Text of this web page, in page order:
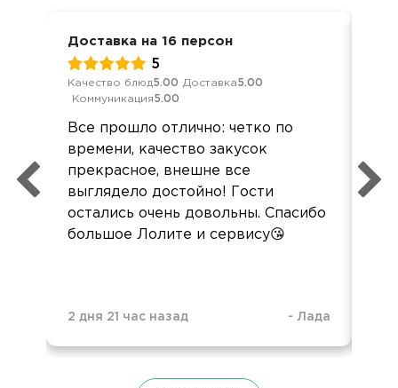
Доставка на 16 персон
5
Качество блюд5.00 Доставка5.00
Коммуникация5.00
Все прошло отлично: четко по
времени, качество закусок
прекрасное, внешне все
выглядело достойно! Гости
остались очень довольны. Спасибо
большое Лолите и сервису😘
2 дня 21 час назад - Лада